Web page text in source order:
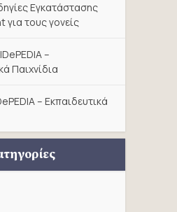
Εγκατάστασης
για τους γονείς
–
Παιχνίδια
– Εκπαιδευτικά